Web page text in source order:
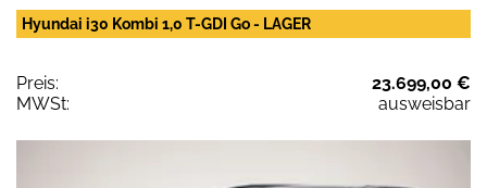
Hyundai i30 Kombi 1,0 T-GDI Go - LAGER
Preis:
23.699,00 €
MWSt:
ausweisbar